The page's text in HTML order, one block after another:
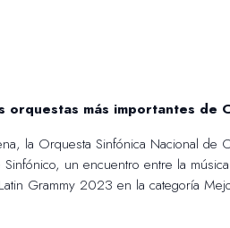
orquestas más importantes de
la Orquesta Sinfónica Nacional de
un encuentro entre la
Grammy 2023 en la categoría